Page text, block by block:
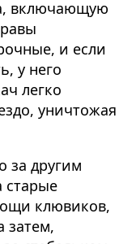
включающую
и если
у него
легко
уничтожая
за другим
старые
клювиков,
затем,